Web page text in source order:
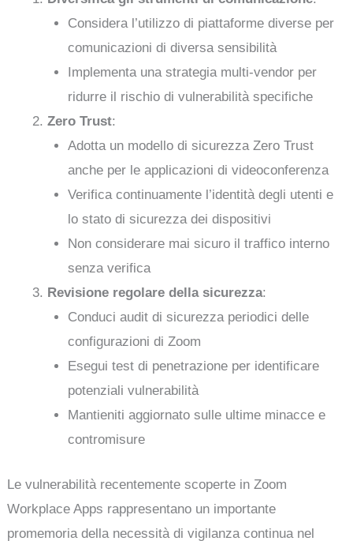
Considera l’utilizzo di piattaforme diverse per
comunicazioni di diversa sensibilità
Implementa una strategia multi-vendor per
ridurre il rischio di vulnerabilità specifiche
Zero Trust:
Adotta un modello di sicurezza Zero Trust
anche per le applicazioni di videoconferenza
Verifica continuamente l’identità degli utenti e
lo stato di sicurezza dei dispositivi
Non considerare mai sicuro il traffico interno
senza verifica
Revisione regolare della sicurezza:
Conduci audit di sicurezza periodici delle
configurazioni di Zoom
Esegui test di penetrazione per identificare
potenziali vulnerabilità
Mantieniti aggiornato sulle ultime minacce e
contromisure
Le vulnerabilità recentemente scoperte in Zoom
Workplace Apps rappresentano un importante
promemoria della necessità di vigilanza continua nel